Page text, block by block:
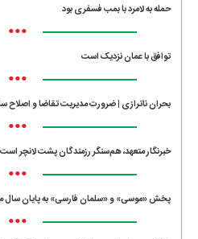
حمله به لامرد با بمب فسفری بود
•••
توافق با عمان نزدیک است
•••
بحران ناترازی | ضرورت مدیریت تقاضا و اصلاح
•••
خبرنگار متعهد، هم‌سنگر رزمندگان پشت لانچر است
•••
پخش «موسی» و «سلمان فارسی» به پایان سال
•••